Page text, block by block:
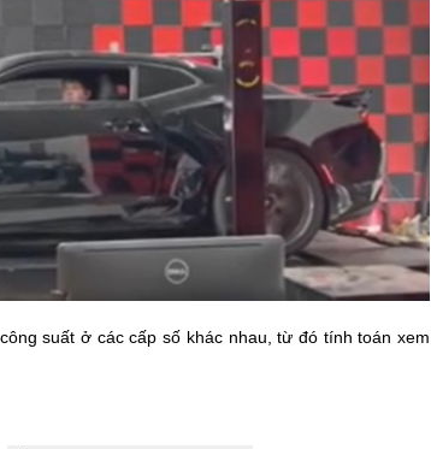
suất ở các cấp số khác nhau, từ đó tính toán xem